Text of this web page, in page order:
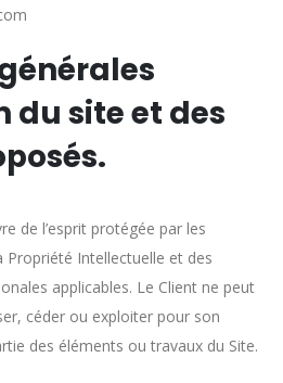
du site et des
de l’esprit protégée par les
Propriété Intellectuelle et des
applicables. Le Client ne peut
céder ou exploiter pour son
des éléments ou travaux du Site.